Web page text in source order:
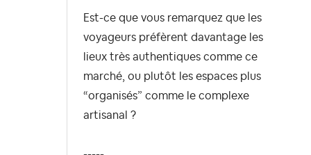
Est-ce que vous remarquez que les
voyageurs préfèrent davantage les
lieux très authentiques comme ce
marché, ou plutôt les espaces plus
“organisés” comme le complexe
artisanal ?